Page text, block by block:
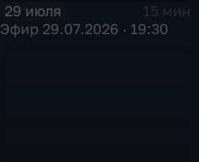
29 июля
15 мин
Эфир 29.07.2026 · 19:30